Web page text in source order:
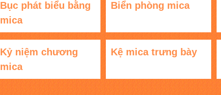
Bục phát biểu bằng
mica
Biển phòng mica
Kỷ niệm chương
mica
Kệ mica trưng bày